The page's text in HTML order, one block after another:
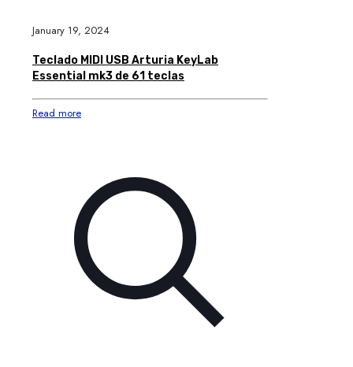
January 19, 2024
Teclado MIDI USB Arturia KeyLab
Essential mk3 de 61 teclas
Read more